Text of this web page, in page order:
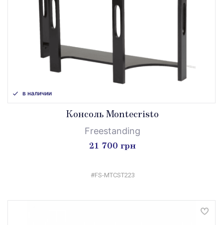
в наличии
Консоль Montecristo
Freestanding
21 700 грн
#FS-MTCST223